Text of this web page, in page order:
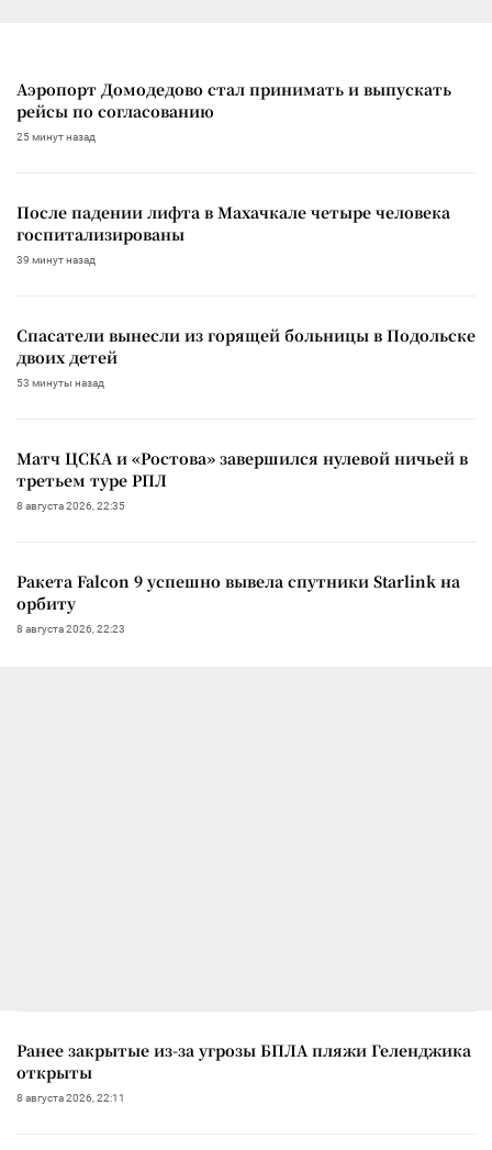
Аэропорт Домодедово стал принимать и выпускать
рейсы по согласованию
25 минут назад
После падении лифта в Махачкале четыре человека
госпитализированы
39 минут назад
Спасатели вынесли из горящей больницы в Подольске
двоих детей
53 минуты назад
Матч ЦСКА и «Ростова» завершился нулевой ничьей в
третьем туре РПЛ
8 августа 2026, 22:35
Ракета Falcon 9 успешно вывела спутники Starlink на
орбиту
8 августа 2026, 22:23
Ранее закрытые из-за угрозы БПЛА пляжи Геленджика
открыты
8 августа 2026, 22:11